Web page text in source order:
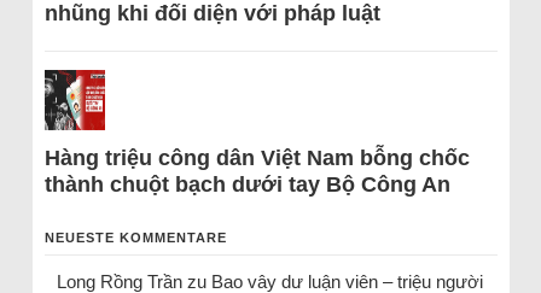
nhũng khi đối diện với pháp luật
Hàng triệu công dân Việt Nam bỗng chốc
thành chuột bạch dưới tay Bộ Công An
NEUESTE KOMMENTARE
Long Rồng Trầnzu Bao vây dư luận viên – triệu người